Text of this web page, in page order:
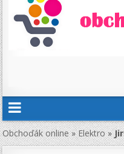
Obchoďák online»Elektro»